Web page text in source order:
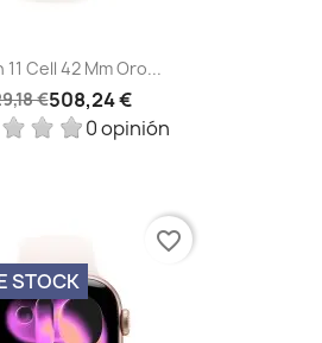
Cell 42 Mm Oro...
€508,24 €
0 opinión
STOCK
favorite_border